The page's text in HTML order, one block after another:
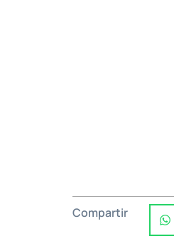
Compartir